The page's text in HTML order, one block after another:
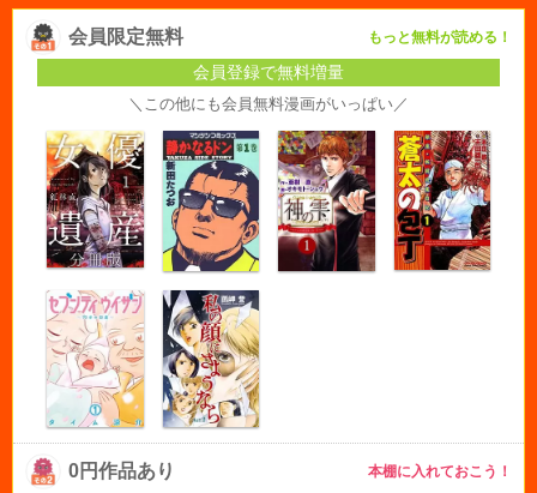
会員限定無料 もっと無料が読める！
会員登録で無料増量
＼この他にも会員無料漫画がいっぱい／
0円作品あり 本棚に入れておこう！